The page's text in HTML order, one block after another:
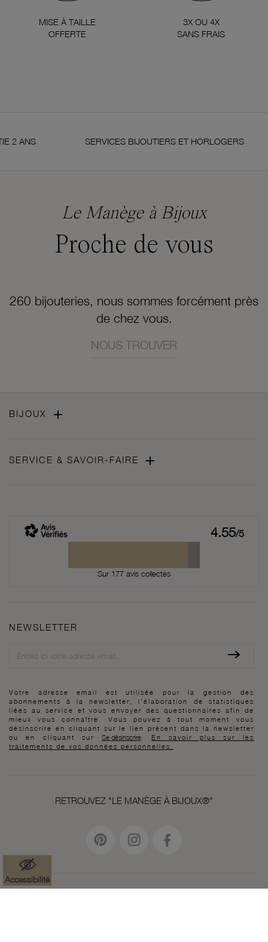
MISE À TAILLE
OFFERTE
3X OU 4X
SANS FRAIS
SERVICES BIJOUTIERS ET HORLOGERS
Le Manège à Bijoux
Proche de vous
260 bijouteries, nous sommes forcément près
de chez vous.
NOUS TROUVER
BIJOUX 
SERVICE & SAVOIR-FAIRE 
4.55/5
Sur 177 avis collectés
NEWSLETTER
Votre adresse email est utilisée pour la gestion des
abonnements à la newsletter, l'élaboration de statistiques
liées au service et vous envoyer des questionnaires afin de
mieux vous connaître. Vous pouvez à tout moment vous
désinscrire en cliquant sur le lien présent dans la newsletter
ou en cliquant sur Se désinscrire.En savoir plus sur les
traitements de vos données personnelles.
RETROUVEZ "LE MANÈGE À BIJOUX®"
Accessibilité